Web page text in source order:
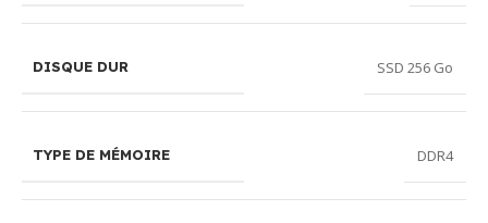
DISQUE DUR SSD 256 Go
TYPE DE MÉMOIRE DDR4